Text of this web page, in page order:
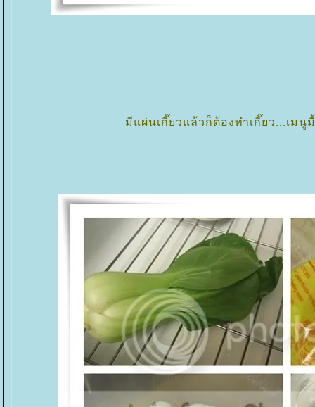
มีแผ่นเกี๊ยวแล้วก็ต้องทำเกี๊ยว...เม